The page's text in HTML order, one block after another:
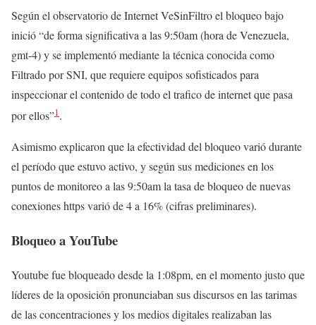
Según el observatorio de Internet VeSinFiltro el bloqueo bajo
inició “de forma significativa a las 9:50am (hora de Venezuela,
gmt-4) y se implementó mediante la técnica conocida como
Filtrado por SNI, que requiere equipos sofisticados para
inspeccionar el contenido de todo el trafico de internet que pasa
por ellos”1.
Asimismo explicaron que la efectividad del bloqueo varió durante
el período que estuvo activo, y según sus mediciones en los
puntos de monitoreo a las 9:50am la tasa de bloqueo de nuevas
conexiones https varió de 4 a 16% (cifras preliminares).
Bloqueo a YouTube
Youtube fue bloqueado desde la 1:08pm, en el momento justo que
líderes de la oposición pronunciaban sus discursos en las tarimas
de las concentraciones y los medios digitales realizaban las